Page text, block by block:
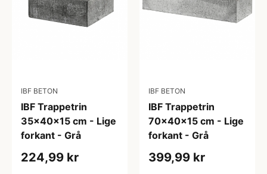
IBF BETON
IBF Trappetrin
35x40x15 cm - Lige
forkant - Grå
224,99 kr
IBF BETON
IBF Trappetrin
70x40x15 cm - Lige
forkant - Grå
399,99 kr